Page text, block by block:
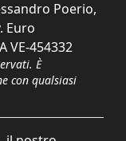
Poerio,
Euro
VE-454332
È
con qualsiasi